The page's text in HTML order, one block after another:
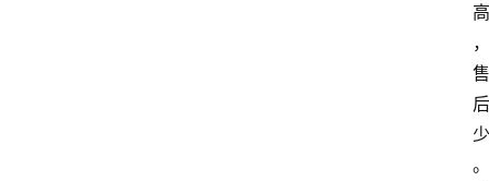
高
，
售
后
少
。